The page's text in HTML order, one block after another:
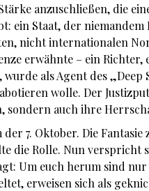
anzuschließen, die
ein Staat, der
nicht internationalen
erwähnte – ein
wurde als Agent des
wolle. Der
sondern auch ihre
7. Oktober. Die
die Rolle. Nun
Um euch herum sind
erweisen sich als